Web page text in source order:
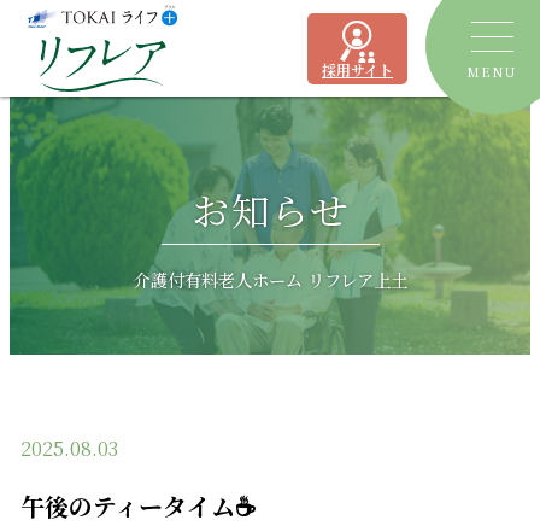
採用サイト MENU
トピックス
デイサービス
ショートステイ リフレア聖一色
有料老人ホーム リフレア上土
お知らせ
介護付有料老人ホーム リフレア上土
2025.08.03
午後のティータイム☕